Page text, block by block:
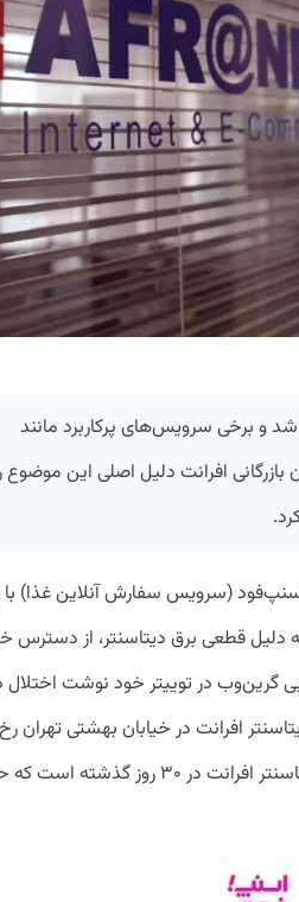
امروز (۱۹ تیر) قطع شد و برخی سرویس‌های پرکاربرد مانند
افرانت دلیل اصلی این موضوع
(سرویس سفارش آنلاین غذا)
دلیل قطعی برق دیتاسنتر، از دسترس
گرین‌وب در توییتر خود نوشت اختلال
افرانت در خیابان بهشتی تهران